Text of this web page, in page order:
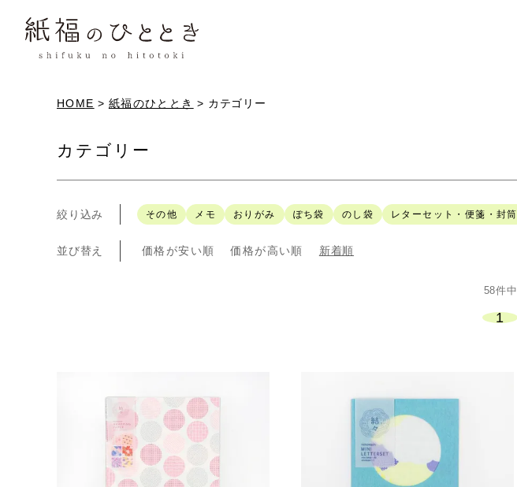
HOME 紙福のひととき カテゴリー
カテゴリー
絞り込み その他 メモ おりがみ ぽち袋 のし袋 レターセット・便箋・封筒
並び替え 価格が安い順 価格が高い順 新着順
58件中
1